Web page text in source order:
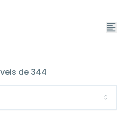
de 344